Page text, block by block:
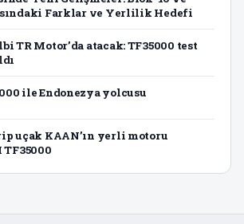
Farklar ve Yerlilik Hedefi
TR Motor’da atacak: TF35000 test
ile Endonezya yolcusu
uçak KAAN’ın yerli motoru
TF35000